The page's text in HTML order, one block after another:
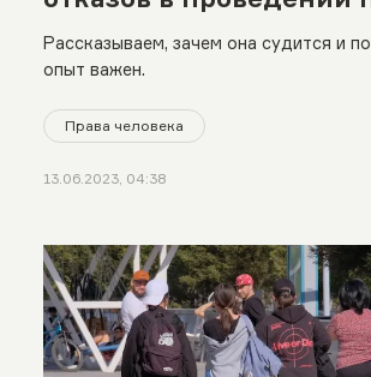
Рассказываем, зачем она судится и
опыт важен.
Права человека
13.06.2023, 04:38